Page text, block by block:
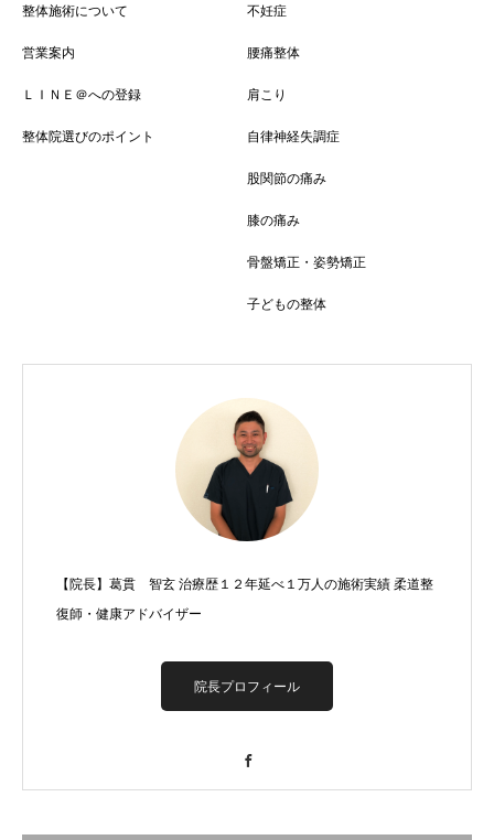
整体施術について
営業案内
ＬＩＮＥ＠への登録
整体院選びのポイント
不妊症
腰痛整体
肩こり
自律神経失調症
股関節の痛み
膝の痛み
骨盤矯正・姿勢矯正
子どもの整体
【院長】葛貫 智玄 治療歴１２年延べ１万人の施術実績 柔道整
復師・健康アドバイザー
院長プロフィール